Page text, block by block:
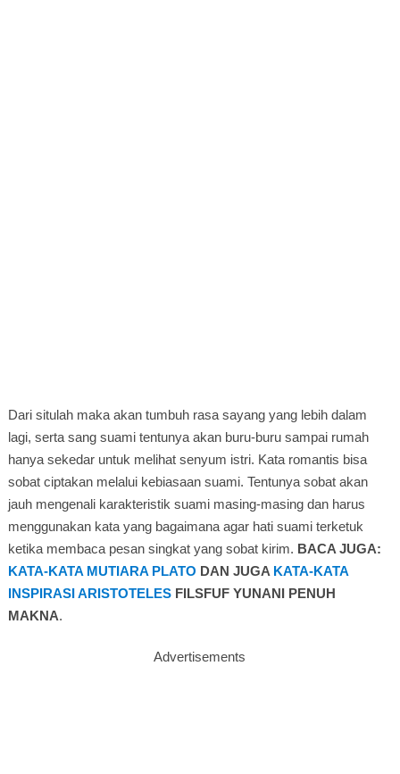
Dari situlah maka akan tumbuh rasa sayang yang lebih dalam
lagi, serta sang suami tentunya akan buru-buru sampai rumah
hanya sekedar untuk melihat senyum istri. Kata romantis bisa
sobat ciptakan melalui kebiasaan suami. Tentunya sobat akan
jauh mengenali karakteristik suami masing-masing dan harus
menggunakan kata yang bagaimana agar hati suami terketuk
ketika membaca pesan singkat yang sobat kirim. BACA JUGA:
KATA-KATA MUTIARA PLATO DAN JUGA KATA-KATA
INSPIRASI ARISTOTELESFILSFUF YUNANI PENUH
MAKNA.
Advertisements